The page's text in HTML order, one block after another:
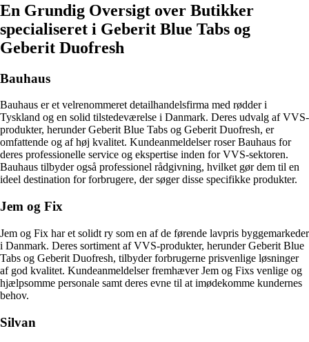
En Grundig Oversigt over Butikker
specialiseret i Geberit Blue Tabs og
Geberit Duofresh
Bauhaus
Bauhaus er et velrenommeret detailhandelsfirma med rødder i
Tyskland og en solid tilstedeværelse i Danmark. Deres udvalg af VVS-
produkter, herunder Geberit Blue Tabs og Geberit Duofresh, er
omfattende og af høj kvalitet. Kundeanmeldelser roser Bauhaus for
deres professionelle service og ekspertise inden for VVS-sektoren.
Bauhaus tilbyder også professionel rådgivning, hvilket gør dem til en
ideel destination for forbrugere, der søger disse specifikke produkter.
Jem og Fix
Jem og Fix har et solidt ry som en af de førende lavpris byggemarkeder
i Danmark. Deres sortiment af VVS-produkter, herunder Geberit Blue
Tabs og Geberit Duofresh, tilbyder forbrugerne prisvenlige løsninger
af god kvalitet. Kundeanmeldelser fremhæver Jem og Fixs venlige og
hjælpsomme personale samt deres evne til at imødekomme kundernes
behov.
Silvan